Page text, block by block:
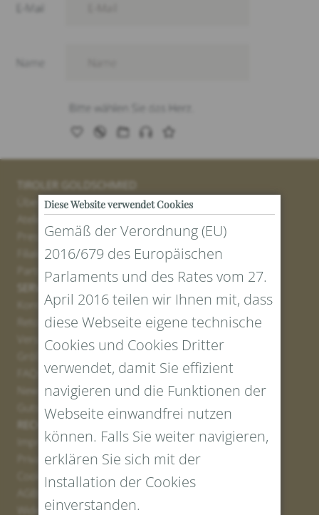
TIROLER GOLDSCHMIED
Über uns
Atelier
Presse
Filialen
Partner
SERVICE
Kontakt
Retourenportal
Versand
Newsletter Anmelden
Gutschein erstellen
RECHTLICHES UND DATENSCHUTZ
Impressum
Privacy Policy
Cookies
Widerrufsrecht
Diese Website verwendet Cookies
Gemäß der Verordnung (EU)
2016/679 des Europäischen
Parlaments und des Rates vom 27.
April 2016 teilen wir Ihnen mit, dass
diese Webseite eigene technische
Cookies und Cookies Dritter
verwendet, damit Sie effizient
navigieren und die Funktionen der
Webseite einwandfrei nutzen
können. Falls Sie weiter navigieren,
erklären Sie sich mit der
Installation der Cookies
einverstanden.